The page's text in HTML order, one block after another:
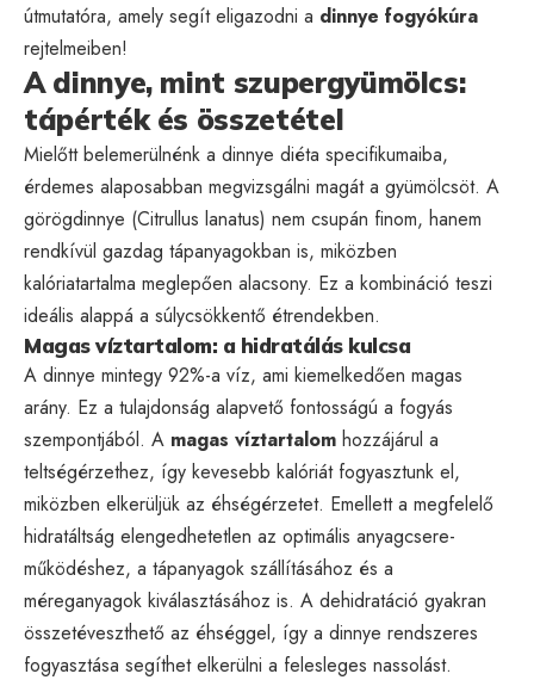
útmutatóra, amely segít eligazodni a dinnye fogyókúra
rejtelmeiben!
A dinnye, mint szupergyümölcs:
tápérték és összetétel
Mielőtt belemerülnénk a dinnye diéta specifikumaiba,
érdemes alaposabban megvizsgálni magát a gyümölcsöt. A
görögdinnye (Citrullus lanatus) nem csupán finom, hanem
rendkívül gazdag tápanyagokban is, miközben
kalóriatartalma meglepően alacsony. Ez a kombináció teszi
ideális alappá a súlycsökkentő étrendekben.
Magas víztartalom: a hidratálás kulcsa
A dinnye mintegy 92%-a víz, ami kiemelkedően magas
arány. Ez a tulajdonság alapvető fontosságú a fogyás
szempontjából. A magas víztartalom hozzájárul a
teltségérzethez, így kevesebb kalóriát fogyasztunk el,
miközben elkerüljük az éhségérzetet. Emellett a megfelelő
hidratáltság elengedhetetlen az optimális anyagcsere-
működéshez, a tápanyagok szállításához és a
méreganyagok kiválasztásához is. A dehidratáció gyakran
összetéveszthető az éhséggel, így a dinnye rendszeres
fogyasztása segíthet elkerülni a felesleges nassolást.